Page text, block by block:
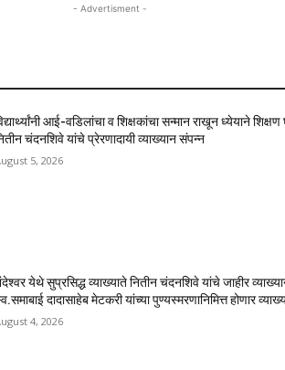
- Advertisment -
आई-वडिलांचा व शिक्षकांचा सन्मान राखून ध्येयाने
चंदनशिवे यांचे प्रेरणादायी व्याख्यान संपन्न
5, 2026
येथे सुप्रसिद्ध व्याख्याते नितीन चंदनशिवे यांचे जाहीर
दादासाहेब मेटकरी यांच्या पुण्यस्मरणानिमित्त होणार
4, 2026